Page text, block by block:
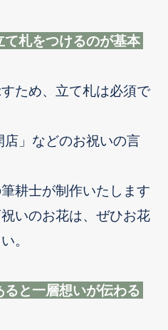
札をつけるのが基本
ため、立て札は必須で
」などのお祝いの言
耕士が制作いたします
いのお花は、ぜひお花
。
と一層想いが伝わる